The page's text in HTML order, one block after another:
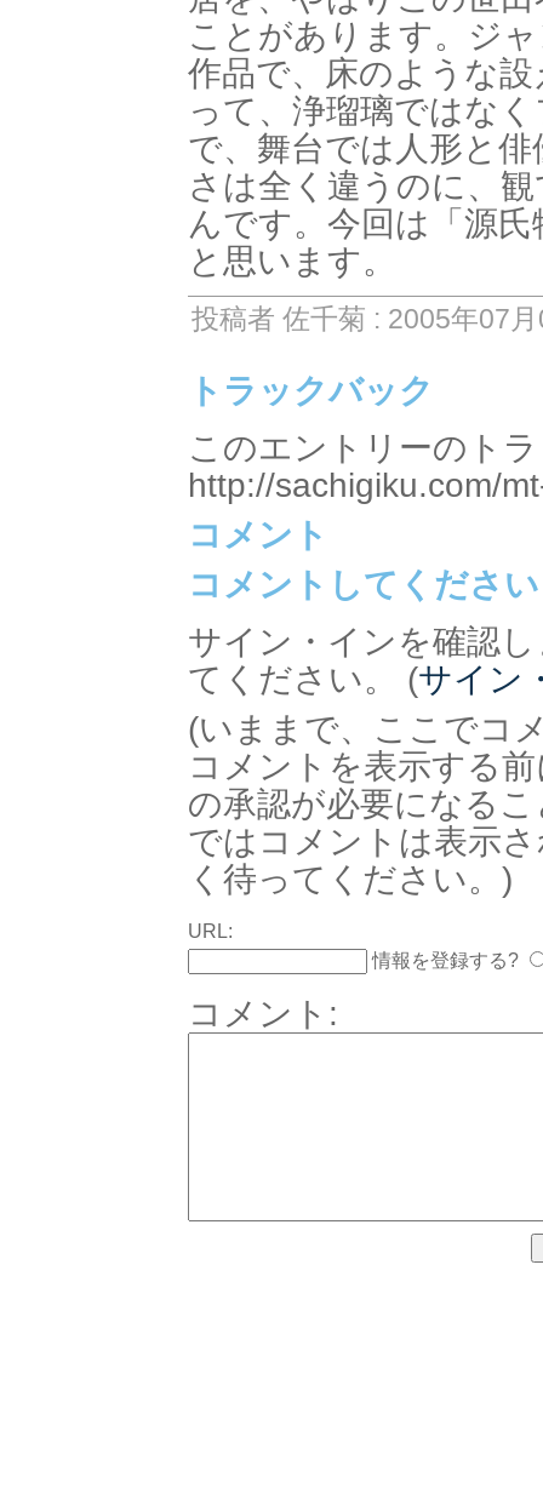
ことがあります。ジ
作品で、床のような
って、浄瑠璃ではな
で、舞台では人形と
さは全く違うのに、
んです。今回は「源
と思います。
投稿者 佐千菊 : 2005年07
トラックバック
このエントリーのト
http://sachigiku.com/
コメント
コメントしてください
サイン・インを確認
てください。 (サイン
(いままで、ここでコ
コメントを表示する
の承認が必要になる
ではコメントは表示
く待ってください。)
URL:
情報を登録する?
コメント: